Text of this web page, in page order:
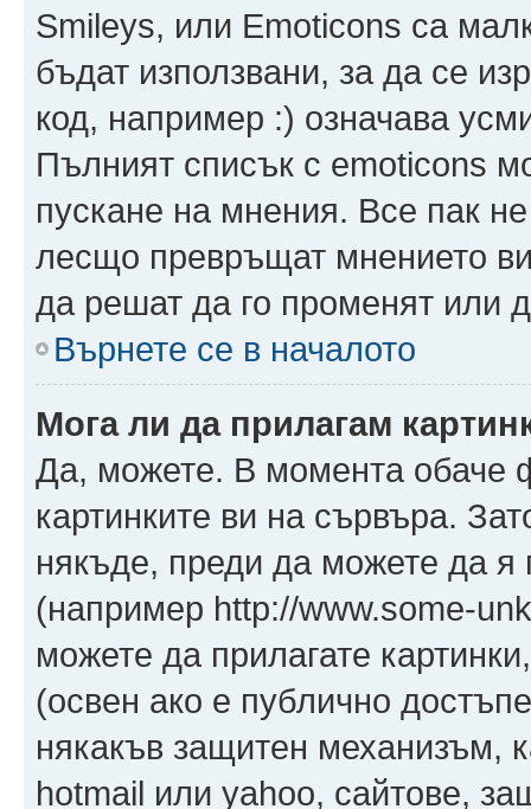
Smileys, или Emoticons са
бъдат използвани, за да се
код, например :) означава
Пълният списък с emoticons
пускане на мнения. Все пак
лесщо превръщат мнението
да решат да го променят или
Върнете се в началото
Мога ли да прилагам
Да, можете. В момента обаче
картинките ви на сървъра.
някъде, преди да можете да
(например http://www.some-
можете да прилагате
(освен ако е публично
някакъв защитен механизъм,
hotmail или yahoo, сайтове,